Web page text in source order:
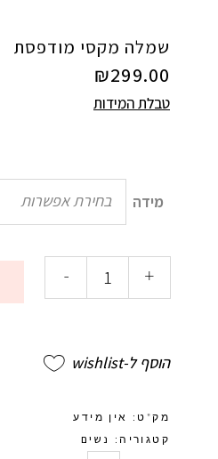
שמלה מקסי מודפסת
₪299.00
טבלת המידות
מידה בחירת אפשרות
- +
הוסף ל-wishlist
מק"ט: אין מידע
קטגוריה: נשים